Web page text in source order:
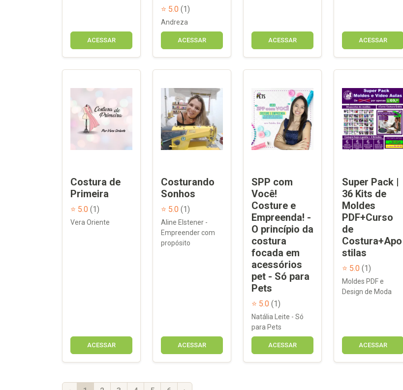
ACESSAR
⭐ 5.0 (1)
Andreza
ACESSAR ACESSAR ACESSAR
Costura de
Primeira
⭐ 5.0 (1)
Vera Oriente
ACESSAR
Costurando
Sonhos
⭐ 5.0 (1)
Aline Elstener -
Empreender com
propósito
ACESSAR
SPP com
Você!
Costure e
Empreenda! -
O princípio da
costura
focada em
acessórios
pet - Só para
Pets
⭐ 5.0 (1)
Natália Leite - Só
para Pets
ACESSAR
Super Pack |
36 Kits de
Moldes
PDF+Curso
de
Costura+Apo
stilas
⭐ 5.0 (1)
Moldes PDF e
Design de Moda
ACESSAR